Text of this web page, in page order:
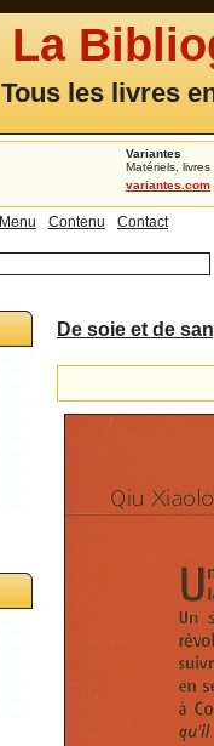
La
Tous les livres
Variantes
Matériels,
variantes.com
Menu Contenu Contact
De soie et de